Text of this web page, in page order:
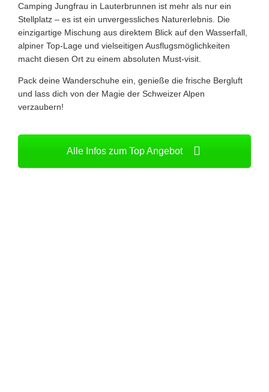
Camping Jungfrau in Lauterbrunnen ist mehr als nur ein
Stellplatz – es ist ein unvergessliches Naturerlebnis. Die
einzigartige Mischung aus direktem Blick auf den Wasserfall,
alpiner Top-Lage und vielseitigen Ausflugsmöglichkeiten
macht diesen Ort zu einem absoluten Must-visit.
Pack deine Wanderschuhe ein, genieße die frische Bergluft
und lass dich von der Magie der Schweizer Alpen
verzaubern!
Alle Infos zum Top Angebot